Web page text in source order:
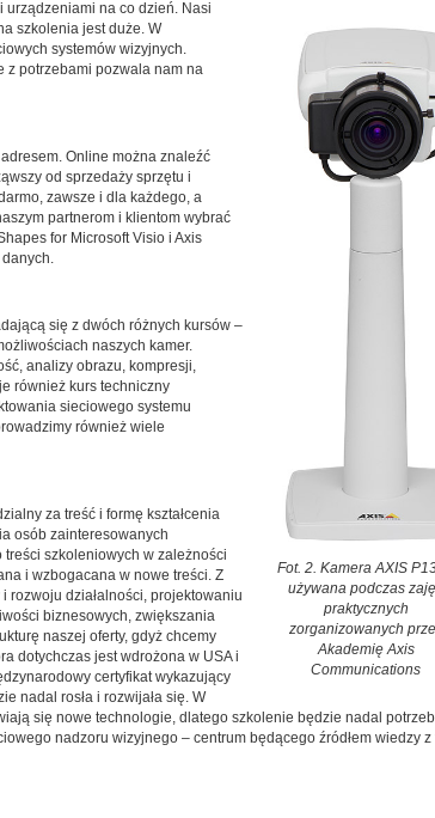
Fot. 2. Kamera AXIS
używana podczas
praktycznych
zorganizowanych
Akademię Axis
Communications
urządzeniami na co dzień. Nasi
szkolenia jest duże. W
systemów wizyjnych.
z potrzebami pozwala nam na
Online można znaleźć
od sprzedaży sprzętu i
zawsze i dla każdego, a
partnerom i klientom wybrać
for Microsoft Visio i Axis
się z dwóch różnych kursów –
naszych kamer.
analizy obrazu, kompresji,
również kurs techniczny
sieciowego systemu
również wiele
za treść i formę kształcenia
osób zainteresowanych
szkoleniowych w zależności
i wzbogacana w nowe treści. Z
rozwoju działalności, projektowaniu
biznesowych, zwiększania
naszej oferty, gdyż chcemy
dotychczas jest wdrożona w USA i
certyfikat wykazujący
nadal rosła i rozwijała się. W
się nowe technologie, dlatego szkolenie będzie nadal
nadzoru wizyjnego – centrum będącego źródłem wiedzy z